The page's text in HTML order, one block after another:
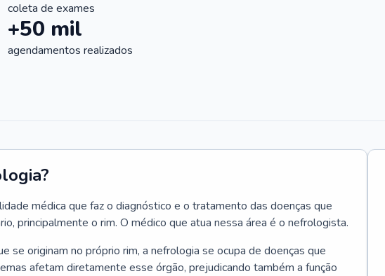
coleta de exames
+50 mil
agendamentos realizados
médica que faz o diagnóstico e o tratamento das doenças que
principalmente o rim. O médico que atua nessa área é o nefrologista.
se originam no próprio rim, a nefrologia se ocupa de doenças que
afetam diretamente esse órgão, prejudicando também a função